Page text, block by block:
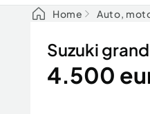
Home Auto,
Suzuki
4.500